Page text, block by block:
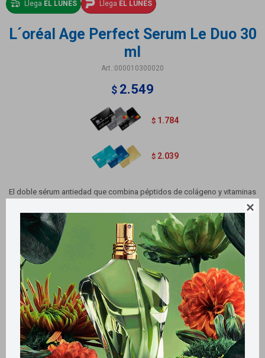

Llega EL LUNES Llega EL LUNES
L´oréal Age Perfect Serum Le Duo 30
ml
000010300020
$ 2.549
$ 1.784
$ 2.039
El doble sérum antiedad que combina péptidos de colágeno y vitaminas
B3 y Cg. En 7 días mejora firmeza, luminosidad y líneas de expresión; en 4
semanas reduce arrugas y redefine los contornos.
18 % firmeza, 83 % menos arrugas, 87 % más luminosidad
Métodos y costos de envío
Retiros gratuitos en tiendas
Productos que te pueden interesar